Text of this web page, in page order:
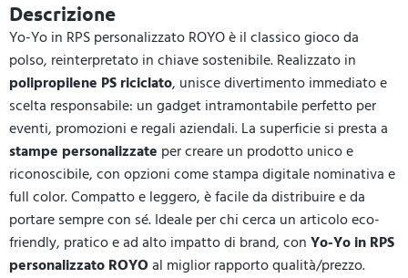
Descrizione
Yo-Yo in RPS personalizzato ROYO è il classico gioco da
polso, reinterpretato in chiave sostenibile. Realizzato in
polipropilene PS riciclato, unisce divertimento immediato e
scelta responsabile: un gadget intramontabile perfetto per
eventi, promozioni e regali aziendali. La superficie si presta a
stampe personalizzate per creare un prodotto unico e
riconoscibile, con opzioni come stampa digitale nominativa e
full color. Compatto e leggero, è facile da distribuire e da
portare sempre con sé. Ideale per chi cerca un articolo eco-
friendly, pratico e ad alto impatto di brand, conYo-Yo in RPS
personalizzato ROYOal miglior rapporto qualità/prezzo.